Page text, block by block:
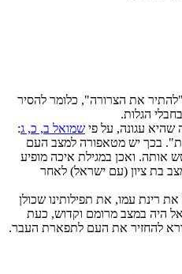
"להתיר את הצרורה", כלומר להסיר
הגלות.
עגונה, על פי שמואל ב, כ, ג:
בכך יש מטאפורה למצב העם
ואכן במגילת איכה מופיע
בת ציון (עם ישראל) לאחר
רינת עמו, את תפילותינו שכולן
היה במצב מרומם וקדוש, כעת
להחזיר את העם לתפארת העבר.